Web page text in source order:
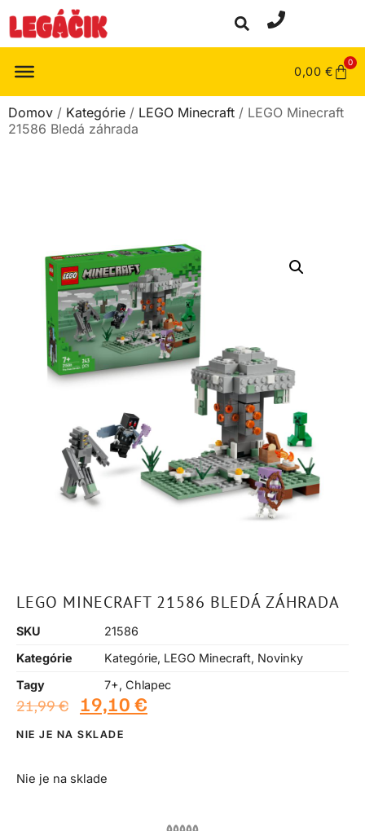
0,00 €
0
Domov / Kategórie / LEGO Minecraft / LEGO Minecraft
21586 Bledá záhrada
LEGO MINECRAFT 21586 BLEDÁ ZÁHRADA
SKU
21586
Kategórie
Kategórie, LEGO Minecraft, Novinky
Tagy
7+, Chlapec
21,99€ 19,10 €
NIE JE NA SKLADE
Nie je na sklade